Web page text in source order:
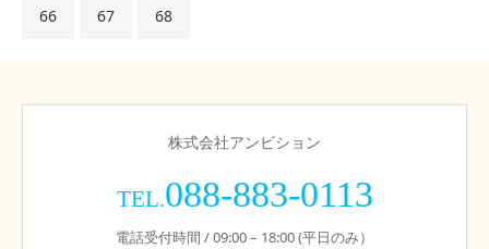
66 67 68
株式会社アンビション
TEL.088-883-0113
電話受付時間 / 09:00 – 18:00 (平日のみ）